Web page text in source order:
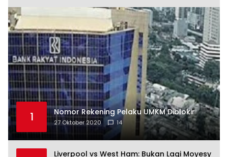
1 Nomor Rekening Pelaku UMKM Diblokir
27 Oktober 2020 14
Liverpool vs West Ham: Bukan Lagi Moyesy